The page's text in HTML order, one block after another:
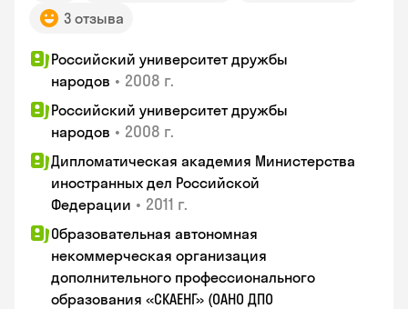
3 отзыва
Российский университет дружбы
народов • 2008 г.
Российский университет дружбы
народов • 2008 г.
Дипломатическая академия Министерства
иностранных дел Российской
Федерации • 2011 г.
Образовательная автономная
некоммерческая организация
дополнительного профессионального
образования «СКАЕНГ» (ОАНО ДПО